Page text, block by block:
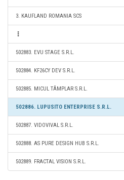
3. KAUFLAND ROMANIA SCS
502883. EVU STAGE S.R.L.
502884. KF26CY DEV S.R.L.
502885. MICUL TÂMPLAR S.R.L.
502886. LUPUSITO ENTERPRISE S.R.L.
502887. VIDOVIVAL S.R.L.
502888. AS PURE DESIGN HUB S.R.L.
502889. FRACTAL VISION S.R.L.